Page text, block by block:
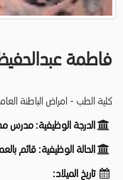
فاطمة
كلية الطب - امراض الباطنة
الدرجة الوظيفية: مدرس
الحالة الوظيفية: قائم
تاريخ الميلاد: